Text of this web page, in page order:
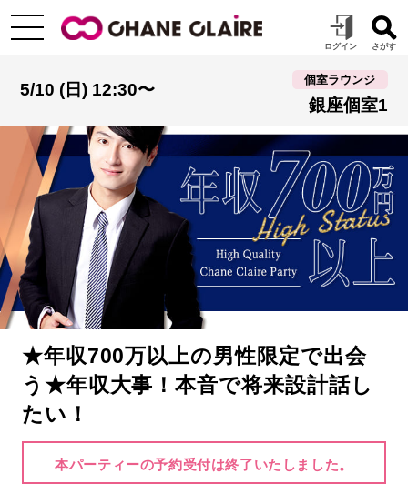
5/10 (日) 12:30〜
個室ラウンジ
銀座個室1
★年収700万以上の男性限定で出会
う★年収大事！本音で将来設計話し
たい！
本パーティーの予約受付は終了いたしました。